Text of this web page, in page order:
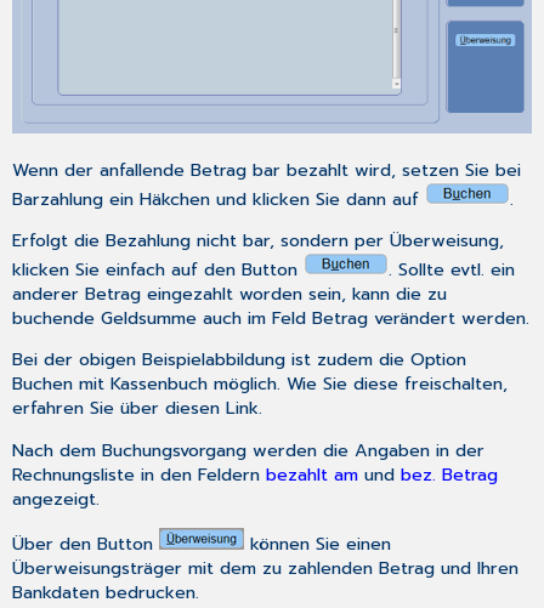
Wenn der anfallende Betrag bar bezahlt wird, setzen Sie bei
Barzahlung ein Häkchen und klicken Sie dann auf
.
Erfolgt die Bezahlung nicht bar, sondern per Überweisung,
klicken Sie einfach auf den Button
. Sollte evtl. ein
anderer Betrag eingezahlt worden sein, kann die zu
buchende Geldsumme auch im FeldBetrag verändert werden.
Bei der obigen Beispielabbildung ist zudem die Option
Buchen mit Kassenbuch möglich. Wie Sie diese freischalten,
erfahren Sie über diesen Link.
Nach dem Buchungsvorgang werden die Angaben in der
Rechnungsliste in den Feldernbezahlt am undbez. Betrag
angezeigt.
Über den Button
können Sie einen
Überweisungsträger mit dem zu zahlenden Betrag und Ihren
Bankdaten bedrucken.